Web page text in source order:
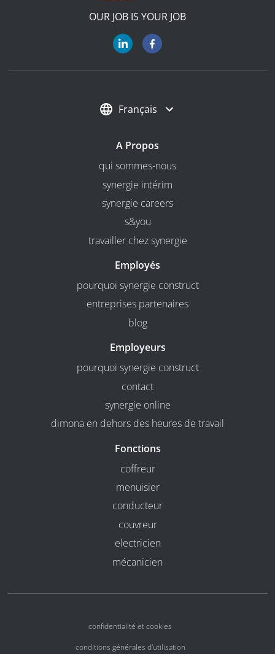
OUR JOB IS YOUR JOB
Français
A Propos
qui sommes-nous
synergie intérim
synergie careers
s&you
travailler chez synergie
Employés
pourquoi synergie construct
entreprises partenaires
blog
Employeurs
pourquoi synergie construct
contact
synergie online
dimona en dehors des heures de travail
Fonctions
coffreur
menuisier
conducteur
couvreur
electricien
mécanicien
confidentialité et cookies
conditions générales d'utilisation